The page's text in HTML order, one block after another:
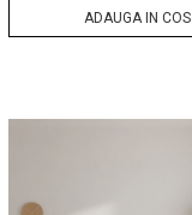
ADAUGA IN COS